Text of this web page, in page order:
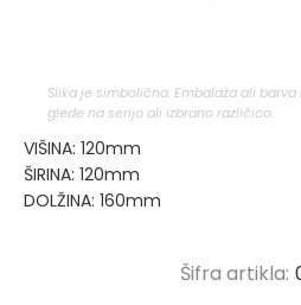
Slika je simbolična. Embalaža ali
glede na serijo ali izbrano različico.
VIŠINA: 120mm
ŠIRINA: 120mm
DOLŽINA: 160mm
Šifra artikla: